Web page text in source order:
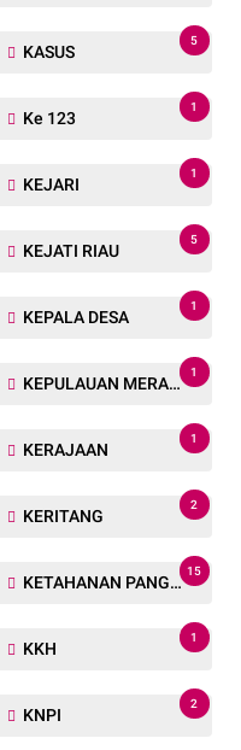
KASUS
5
Ke 123
1
KEJARI
1
KEJATI RIAU
5
KEPALA DESA
1
KEPULAUAN MERANTI
1
KERAJAAN
1
KERITANG
2
KETAHANAN PANGAN
15
KKH
1
KNPI
2